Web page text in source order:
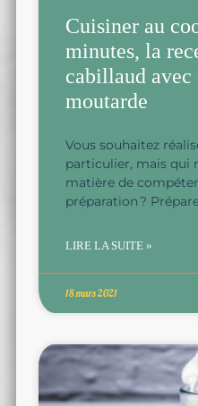
Cuisiner au
minutes, la
cabillaud avec
moutarde
Vous souhaitez
particulier, mais qui
matière de
préparation ?
LIRE LA SUITE »
18 mars 2021